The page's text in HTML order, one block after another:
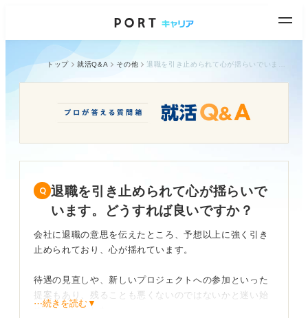
トップ 就活Q&A その他
退職を引き止められて心が揺らいで
います。どうすれば良いですか？
会社に退職の意思を伝えたところ、予想以上に強く引き
止められており、心が揺れています。
待遇の見直しや、新しいプロジェクトへの参加といった
提案もあり、残ることも悪くないのではないかと迷い始
めてしまいました。
⋯続きを読む▼